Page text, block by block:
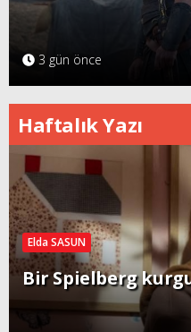
3 gün önce
Haftalık Yazı
Elda SASUN
Bir Spielberg